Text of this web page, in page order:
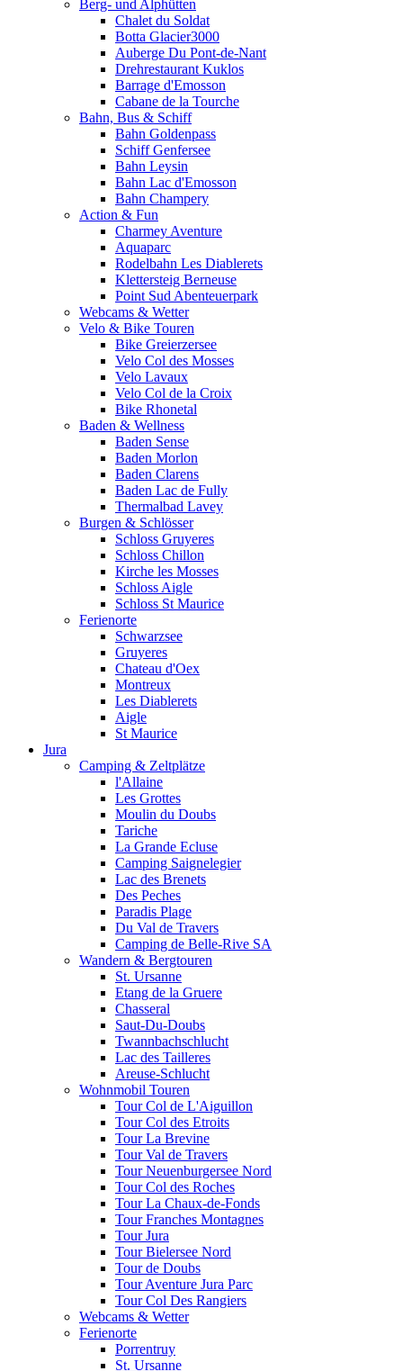
Berg- und Alphütten
Chalet du Soldat
Botta Glacier3000
Auberge Du Pont-de-Nant
Drehrestaurant Kuklos
Barrage d'Emosson
Cabane de la Tourche
Bahn, Bus & Schiff
Bahn Goldenpass
Schiff Genfersee
Bahn Leysin
Bahn Lac d'Emosson
Bahn Champery
Action & Fun
Charmey Aventure
Aquaparc
Rodelbahn Les Diablerets
Klettersteig Berneuse
Point Sud Abenteuerpark
Webcams & Wetter
Velo & Bike Touren
Bike Greierzersee
Velo Col des Mosses
Velo Lavaux
Velo Col de la Croix
Bike Rhonetal
Baden & Wellness
Baden Sense
Baden Morlon
Baden Clarens
Baden Lac de Fully
Thermalbad Lavey
Burgen & Schlösser
Schloss Gruyeres
Schloss Chillon
Kirche les Mosses
Schloss Aigle
Schloss St Maurice
Ferienorte
Schwarzsee
Gruyeres
Chateau d'Oex
Montreux
Les Diablerets
Aigle
St Maurice
Jura
Camping & Zeltplätze
l'Allaine
Les Grottes
Moulin du Doubs
Tariche
La Grande Ecluse
Camping Saignelegier
Lac des Brenets
Des Peches
Paradis Plage
Du Val de Travers
Camping de Belle-Rive SA
Wandern & Bergtouren
St. Ursanne
Etang de la Gruere
Chasseral
Saut-Du-Doubs
Twannbachschlucht
Lac des Tailleres
Areuse-Schlucht
Wohnmobil Touren
Tour Col de L'Aiguillon
Tour Col des Etroits
Tour La Brevine
Tour Val de Travers
Tour Neuenburgersee Nord
Tour Col des Roches
Tour La Chaux-de-Fonds
Tour Franches Montagnes
Tour Jura
Tour Bielersee Nord
Tour de Doubs
Tour Aventure Jura Parc
Tour Col Des Rangiers
Webcams & Wetter
Ferienorte
Porrentruy
St. Ursanne